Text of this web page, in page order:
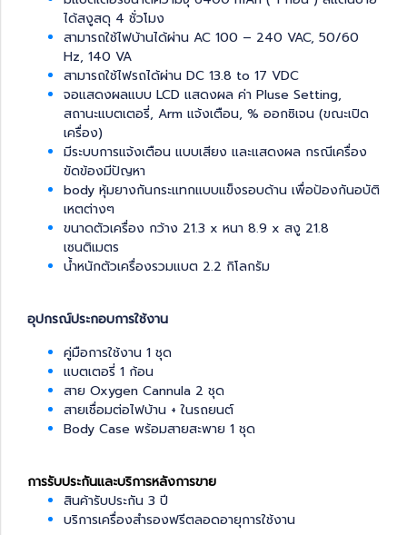
ได้สงูสดุ 4 ชั่วโมง
สามารถใช้ไฟบ้านได้ผ่าน AC 100 – 240 VAC, 50/60
Hz, 140 VA
สามารถใช้ไฟรถได้ผ่าน DC 13.8 to 17 VDC
จอแสดงผลแบบ LCD แสดงผล ค่า Pluse Setting,
สถานะแบตเตอรี่, Arm แจ้งเตือน, % ออกซิเจน (ขณะเปิด
เครื่อง)
มีระบบการแจ้งเตือน แบบเสียง และแสดงผล กรณีเครื่อง
ขัดข้องมีปัญหา
body หุ้มยางกันกระแทกแบบแข็งรอบด้าน เพื่อป้องกันอบัติ
เหตต่างๆ
ขนาดตัวเครื่อง กว้าง 21.3 x หนา 8.9 x สงู 21.8
เซนติเมตร
น้ำหนักตัวเครื่องรวมแบต 2.2 กิโลกรัม
อุปกรณ์ประกอบการใช้งาน
คู่มือการใช้งาน 1 ชุด
แบตเตอรี่ 1 ก้อน
สาย Oxygen Cannula 2 ชุด
สายเชื่อมต่อไฟบ้าน + ในรถยนต์
Body Case พร้อมสายสะพาย 1 ชุด
การรับประกันและบริการหลังการขาย
สินค้ารับประกัน 3 ปี
บริการเครื่องสำรองฟรีตลอดอายุการใช้งาน